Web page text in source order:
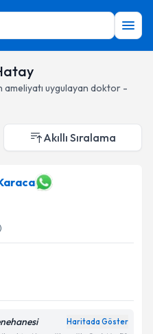
ameliyatı uygulayan doktor -
Akıllı Sıralama
Haritada Göster